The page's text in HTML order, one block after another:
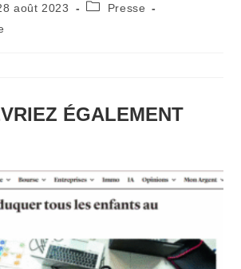
août 2023
Presse
ÉGALEMENT